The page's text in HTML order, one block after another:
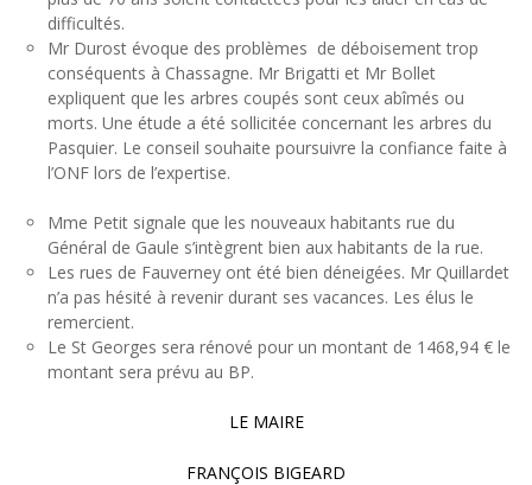
difficultés.
Mr Durost évoque des problèmes de déboisement trop
conséquents à Chassagne. Mr Brigatti et Mr Bollet
expliquent que les arbres coupés sont ceux abîmés ou
morts. Une étude a été sollicitée concernant les arbres du
Pasquier. Le conseil souhaite poursuivre la confiance faite à
l’ONF lors de l’expertise.
Mme Petit signale que les nouveaux habitants rue du
Général de Gaule s’intègrent bien aux habitants de la rue.
Les rues de Fauverney ont été bien déneigées. Mr Quillardet
n’a pas hésité à revenir durant ses vacances. Les élus le
remercient.
Le St Georges sera rénové pour un montant de 1468,94 € le
montant sera prévu au BP.
LE MAIRE
FRANÇOIS BIGEARD